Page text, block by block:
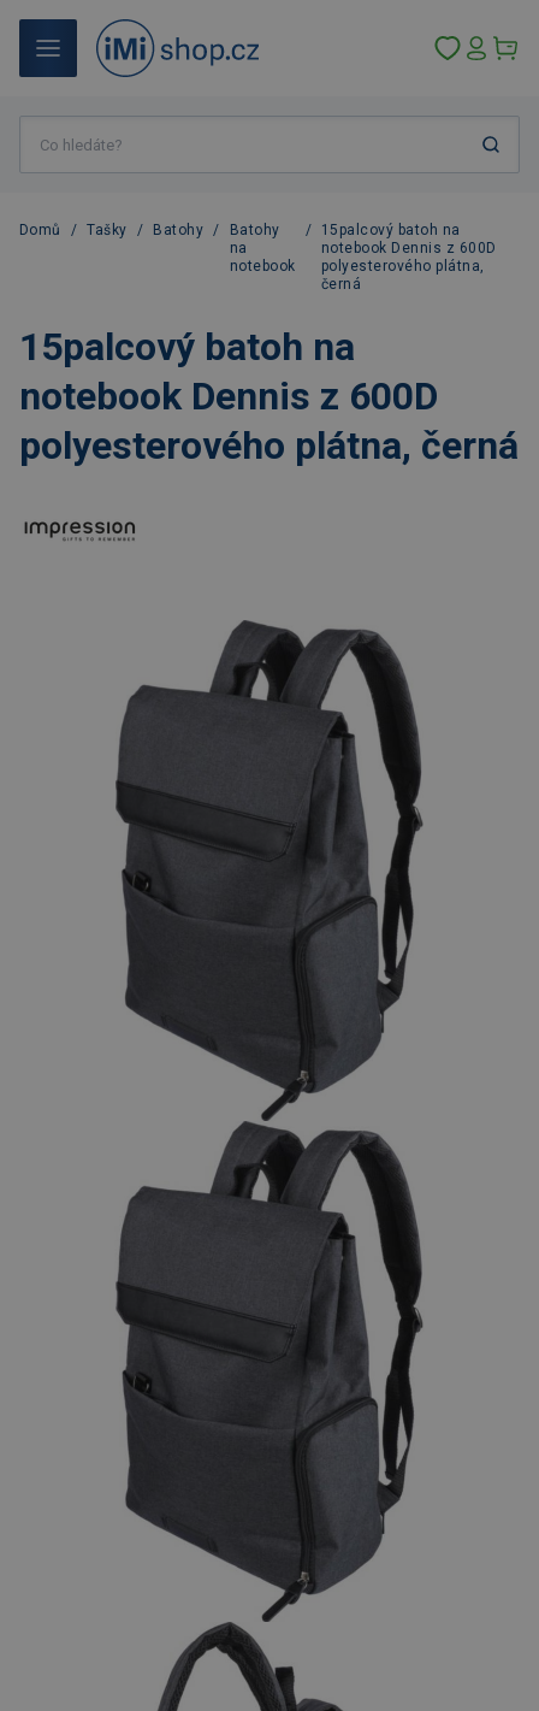
Domů / Tašky / Batohy /
Batohy
na
notebook
/
15palcový batoh na
notebook Dennis z 600D
polyesterového plátna,
černá
15palcový batoh na
notebook Dennis z 600D
polyesterového plátna, černá